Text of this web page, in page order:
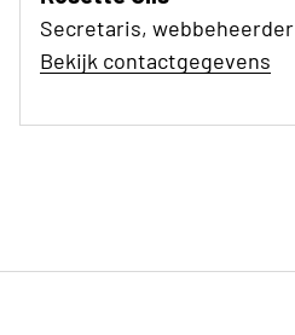
Secretaris, webbeheerder
Bekijk contactgegevens